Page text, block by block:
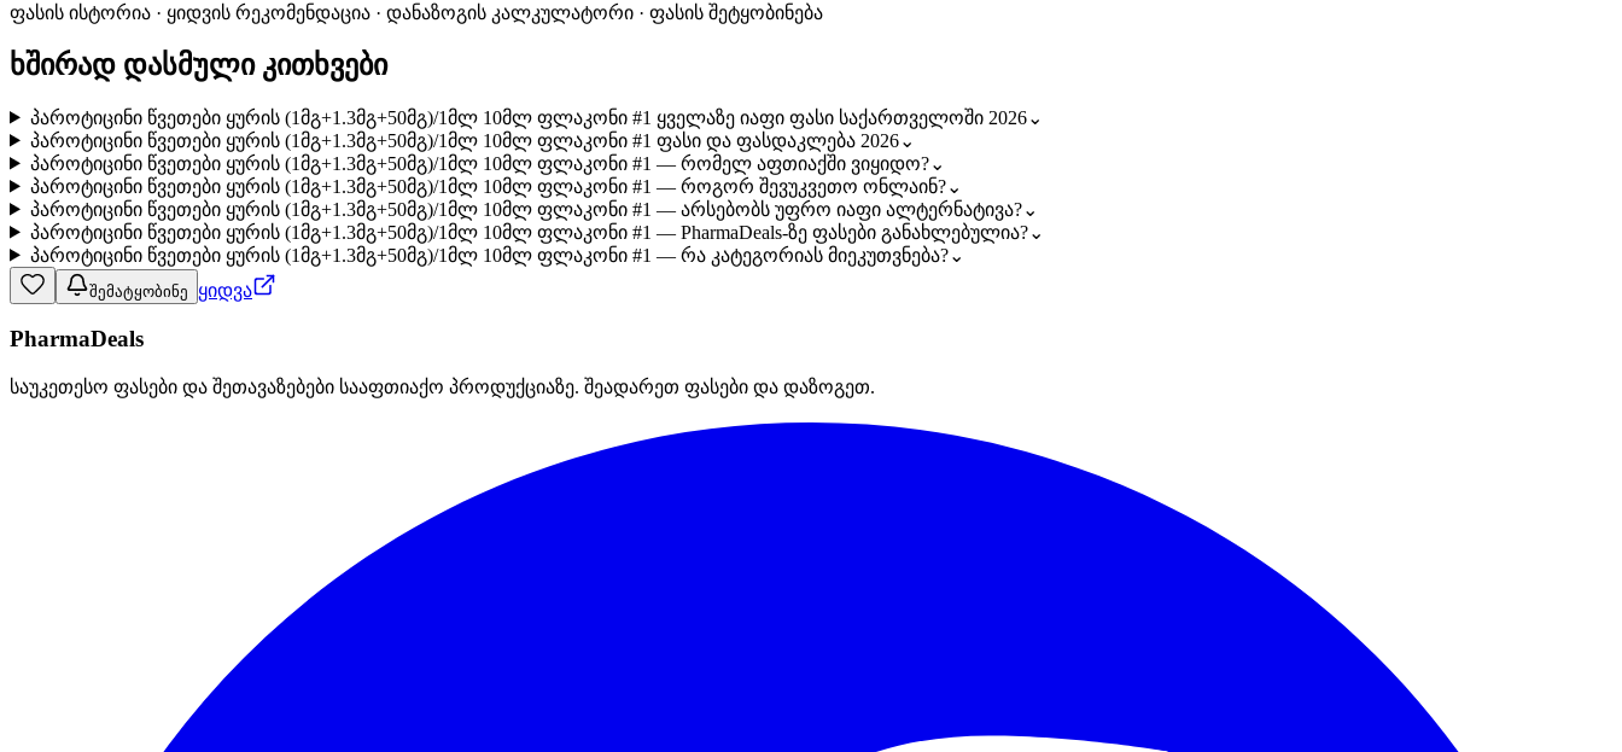
ფასის ისტორია · ყიდვის რეკომენდაცია · დანაზოგის კალკულატორი · ფასის შეტყობინება
ხშირად დასმული კითხვები
პაროტიცინი წვეთები ყურის (1მგ+1.3მგ+50მგ)/1მლ 10მლ ფლაკონი #1 ყველაზე იაფი ფასი საქართველოში 2026⌄
პაროტიცინი წვეთები ყურის (1მგ+1.3მგ+50მგ)/1მლ 10მლ ფლაკონი #1 ფასი და ფასდაკლება 2026⌄
პაროტიცინი წვეთები ყურის (1მგ+1.3მგ+50მგ)/1მლ 10მლ ფლაკონი #1 — რომელ აფთიაქში ვიყიდო?⌄
პაროტიცინი წვეთები ყურის (1მგ+1.3მგ+50მგ)/1მლ 10მლ ფლაკონი #1 — როგორ შევუკვეთო ონლაინ?⌄
პაროტიცინი წვეთები ყურის (1მგ+1.3მგ+50მგ)/1მლ 10მლ ფლაკონი #1 — არსებობს უფრო იაფი ალტერნატივა?⌄
პაროტიცინი წვეთები ყურის (1მგ+1.3მგ+50მგ)/1მლ 10მლ ფლაკონი #1 — PharmaDeals-ზე ფასები განახლებულია?⌄
პაროტიცინი წვეთები ყურის (1მგ+1.3მგ+50მგ)/1მლ 10მლ ფლაკონი #1 — რა კატეგორიას მიეკუთვნება?⌄
შემატყობინე ყიდვა
PharmaDeals
საუკეთესო ფასები და შეთავაზებები სააფთიაქო პროდუქციაზე. შეადარეთ ფასები და დაზოგეთ.